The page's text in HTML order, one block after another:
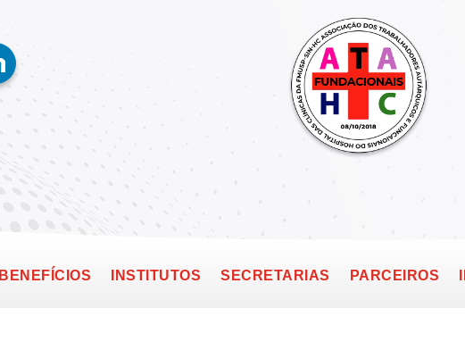
BENEFÍCIOS INSTITUTOS SECRETARIAS PARCEIROS